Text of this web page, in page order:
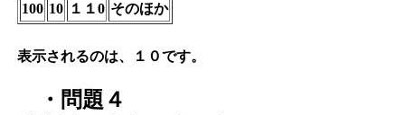
100 10 １１0 そのほか
表示されるのは、１０です。
・問題４